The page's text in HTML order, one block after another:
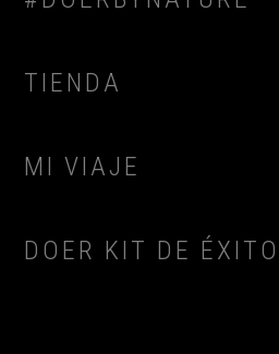
TIENDA
MI VIAJE
DOER KIT DE ÉXITO